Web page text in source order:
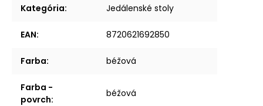
Kategória: Jedálenské stoly
EAN: 8720621692850
Farba: béžová
Farba -
povrch:
béžová